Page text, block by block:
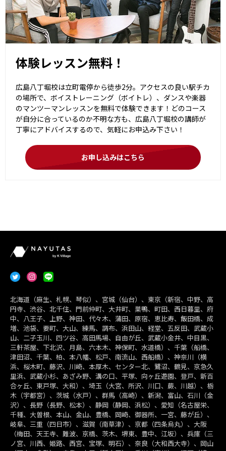
体験レッスン無料！
広島八丁堀校は立町電停から徒歩2分。アクセスの良い駅チカ
の場所で、ボイストレーニング（ボイトレ）、ダンスや楽器
のマンツーマンレッスンを無料で体験できます！どのコース
が自分に合っているのか不明な方も、広島八丁堀校の講師が
丁寧にアドバイスするので、気軽にお申込み下さい！
お申し込みはこちら
北海道（麻生、札幌、琴似）、宮城（仙台）、東京（新宿、中野、高
円寺、渋谷、北千住、門前仲町、大井町、巣鴨、町田、西日暮里、府
中、八王子、上野、神田、代々木、蒲田、原宿、恵比寿、飯田橋、成
増、池袋、要町、大山、練馬、調布、浜田山、経堂、五反田、武蔵小
山、二子玉川、四ツ谷、高田馬場、自由が丘、武蔵小金井、中目黒、
三軒茶屋、下北沢、月島、六本木、神保町、水道橋）、千葉（船橋、
津田沼、千葉、柏、本八幡、松戸、南流山、西船橋）、神奈川（横
浜、桜木町、藤沢、川崎、本厚木、センター北、鷺沼、鶴見、京急久
里浜、武蔵小杉、あざみ野、溝の口、平塚、向ヶ丘遊園、登戸、新百
合ヶ丘、東戸塚、大和）、埼玉（大宮、所沢、川口、蕨、川越）、栃
木（宇都宮）、茨城（水戸）、群馬（高崎）、新潟、富山、石川（金
沢）、長野（長野、松本）、静岡（静岡、浜松）、愛知（名古屋栄、
千種、大曽根、本山、金山、豊橋、岡崎、御器所、一宮、藤が丘）、
岐阜、三重（四日市）、滋賀（南草津）、京都（四条烏丸）、大阪
（梅田、天王寺、難波、京橋、茨木、堺東、豊中、江坂）、兵庫（三
ノ宮、川西、姫路、西宮、宝塚、明石）、奈良（大和西大寺）、岡山